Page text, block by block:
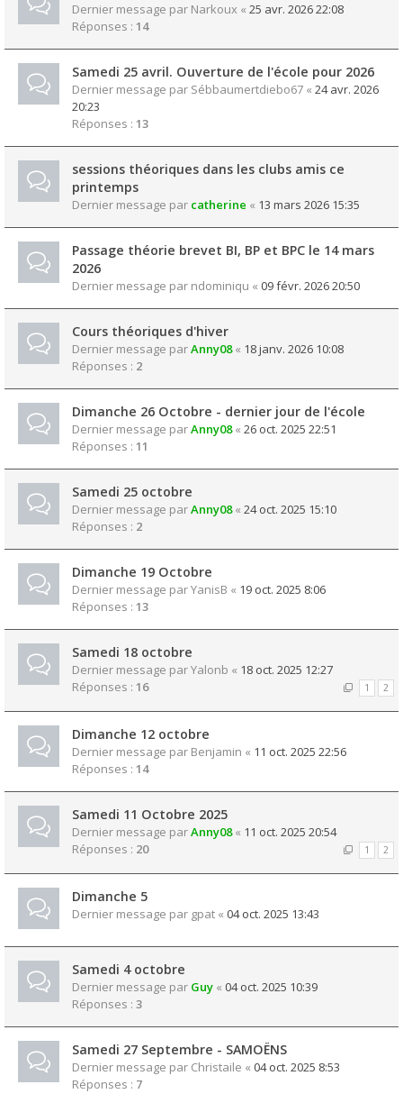
Dernier message par Narkoux « 25 avr. 2026 22:08
Réponses : 14
Samedi 25 avril. Ouverture de l'école pour 2026
Dernier message par Sébbaumertdiebo67 « 24 avr. 2026
20:23
Réponses : 13
sessions théoriques dans les clubs amis ce
printemps
Dernier message par catherine « 13 mars 2026 15:35
Passage théorie brevet BI, BP et BPC le 14 mars
2026
Dernier message par ndominiqu « 09 févr. 2026 20:50
Cours théoriques d'hiver
Dernier message parAnny08« 18 janv. 2026 10:08
Réponses : 2
Dimanche 26 Octobre - dernier jour de l'école
Dernier message parAnny08« 26 oct. 2025 22:51
Réponses : 11
Samedi 25 octobre
Dernier message parAnny08« 24 oct. 2025 15:10
Réponses : 2
Dimanche 19 Octobre
Dernier message parYanisB « 19 oct. 2025 8:06
Réponses : 13
Samedi 18 octobre
Dernier message parYalonb « 18 oct. 2025 12:27
Réponses : 16 1 2
Dimanche 12 octobre
Dernier message par Benjamin « 11 oct. 2025 22:56
Réponses : 14
Samedi 11 Octobre 2025
Dernier message parAnny08« 11 oct. 2025 20:54
Réponses : 20 1 2
Dimanche 5
Dernier message par gpat « 04 oct. 2025 13:43
Samedi 4 octobre
Dernier message par Guy « 04 oct. 2025 10:39
Réponses : 3
Samedi 27 Septembre - SAMOËNS
Dernier message par Christaile « 04 oct. 2025 8:53
Réponses : 7